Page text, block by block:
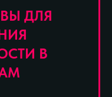
ДЛЯ
В